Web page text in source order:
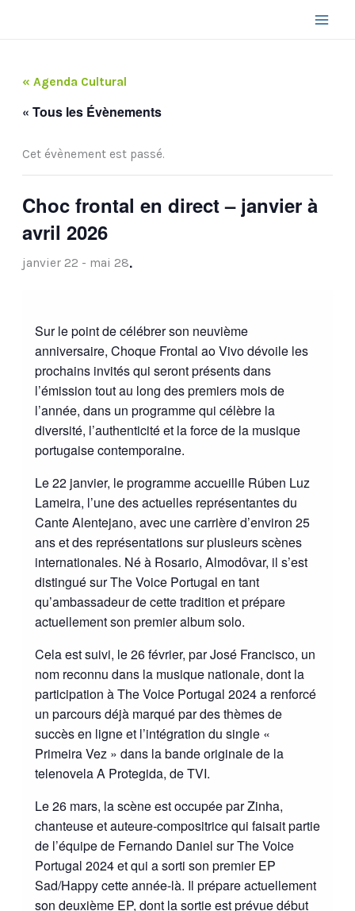
« Agenda Cultural
« Tous les Évènements
Cet évènement est passé.
Choc frontal en direct – janvier à
avril 2026
janvier 22 - mai 28.
Sur le point de célébrer son neuvième
anniversaire, Choque Frontal ao Vivo dévoile les
prochains invités qui seront présents dans
l’émission tout au long des premiers mois de
l’année, dans un programme qui célèbre la
diversité, l’authenticité et la force de la musique
portugaise contemporaine.
Le 22 janvier, le programme accueille Rúben Luz
Lameira, l’une des actuelles représentantes du
Cante Alentejano, avec une carrière d’environ 25
ans et des représentations sur plusieurs scènes
internationales. Né à Rosario, Almodôvar, il s’est
distingué sur The Voice Portugal en tant
qu’ambassadeur de cette tradition et prépare
actuellement son premier album solo.
Cela est suivi, le 26 février, par José Francisco, un
nom reconnu dans la musique nationale, dont la
participation à The Voice Portugal 2024 a renforcé
un parcours déjà marqué par des thèmes de
succès en ligne et l’intégration du single «
Primeira Vez » dans la bande originale de la
telenovela A Protegida, de TVI.
Le 26 mars, la scène est occupée par Zinha,
chanteuse et auteure-compositrice qui faisait partie
de l’équipe de Fernando Daniel sur The Voice
Portugal 2024 et qui a sorti son premier EP
Sad/Happy cette année-là. Il prépare actuellement
son deuxième EP, dont la sortie est prévue début